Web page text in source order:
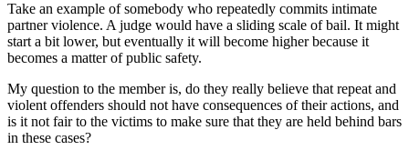
Take an example of somebody who repeatedly commits intimate
partner violence. A judge would have a sliding scale of bail. It might
start a bit lower, but eventually it will become higher because it
becomes a matter of public safety.
My question to the member is, do they really believe that repeat and
violent offenders should not have consequences of their actions, and
is it not fair to the victims to make sure that they are held behind bars
in these cases?